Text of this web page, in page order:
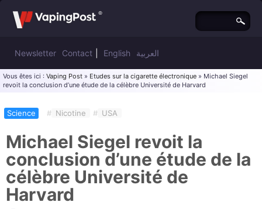
Newsletter Contact English العربية
Vous êtes ici : Vaping Post » Etudes sur la cigarette électronique » Michael Siegel
revoit la conclusion d’une étude de la célèbre Université de Harvard
Science # Nicotine # USA
Michael Siegel revoit la
conclusion d’une étude de la
célèbre Université de
Harvard